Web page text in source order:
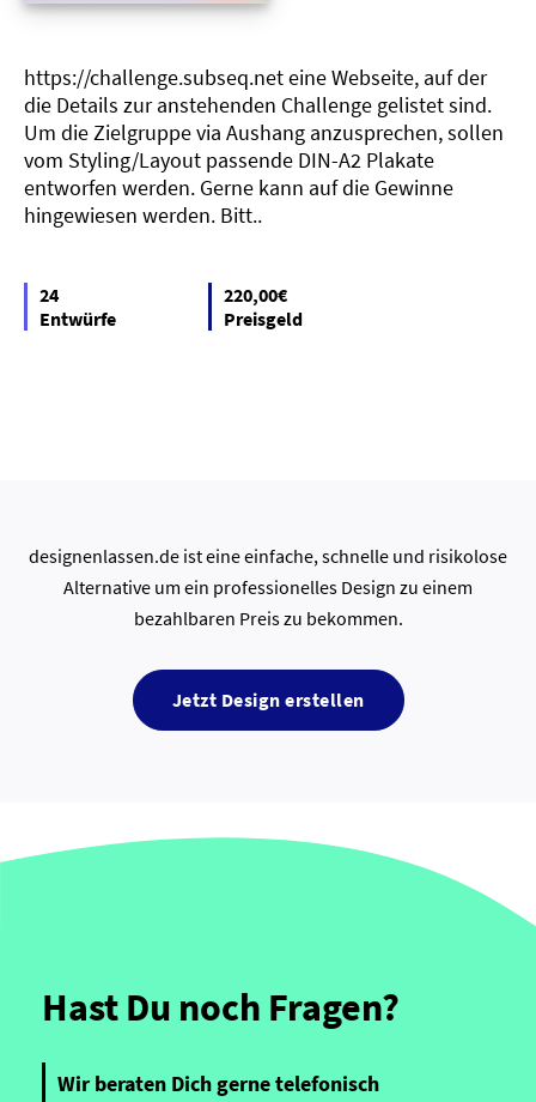
https://challenge.subseq.net eine Webseite, auf der
die Details zur anstehenden Challenge gelistet sind.
Um die Zielgruppe via Aushang anzusprechen, sollen
vom Styling/Layout passende DIN-A2 Plakate
entworfen werden. Gerne kann auf die Gewinne
hingewiesen werden. Bitt..
24
Entwürfe
220,00€
Preisgeld
designenlassen.de ist eine einfache, schnelle und risikolose
Alternative um ein professionelles Design zu einem
bezahlbaren Preis zu bekommen.
Jetzt Design erstellen
Hast Du noch Fragen?
Wir beraten Dich gerne telefonisch